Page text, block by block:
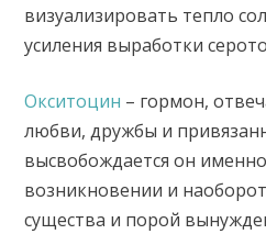
визуализировать тепло
усиления выработки
Окситоцин – гормон,
любви, дружбы и
высвобождается он
возникновении и
существа и порой